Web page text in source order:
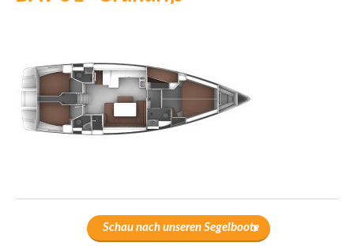
Schau nach unseren Segelboote